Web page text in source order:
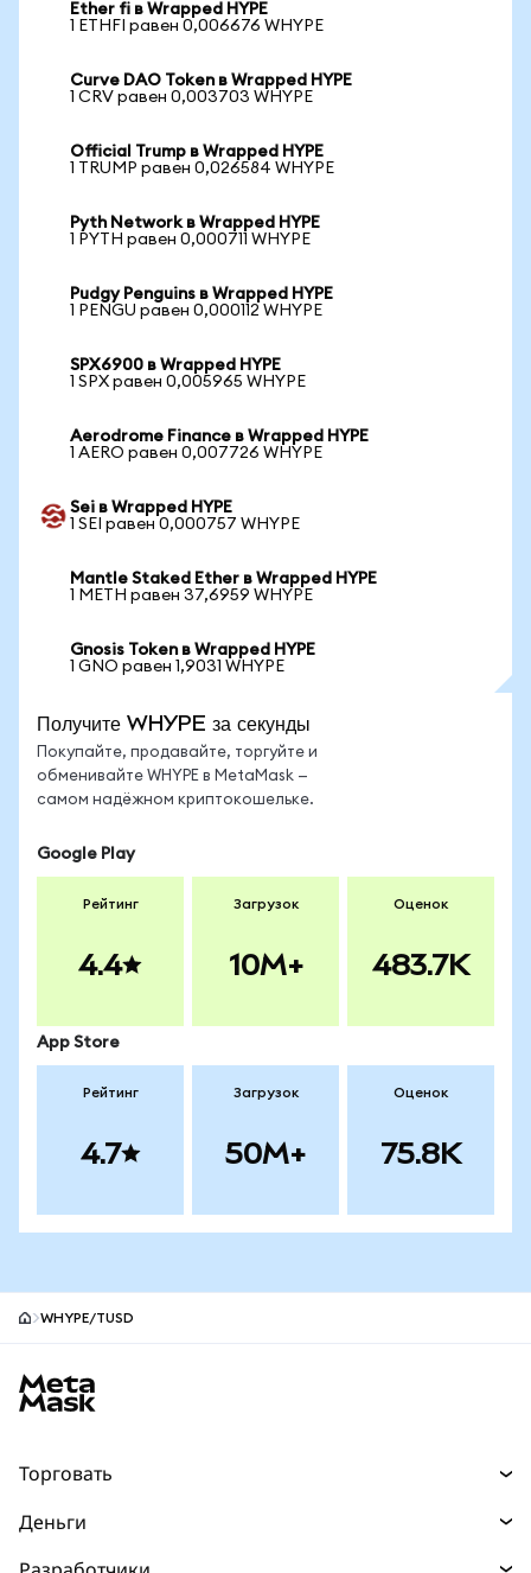
Ether fi в Wrapped HYPE
1 ETHFI равен 0,006676 WHYPE
Curve DAO Token в Wrapped HYPE
1 CRV равен 0,003703 WHYPE
Official Trump в Wrapped HYPE
1 TRUMP равен 0,026584 WHYPE
Pyth Network в Wrapped HYPE
1 PYTH равен 0,000711 WHYPE
Pudgy Penguins в Wrapped HYPE
1 PENGU равен 0,000112 WHYPE
SPX6900 в Wrapped HYPE
1 SPX равен 0,005965 WHYPE
Aerodrome Finance в Wrapped HYPE
1 AERO равен 0,007726 WHYPE
Sei в Wrapped HYPE
1 SEI равен 0,000757 WHYPE
Mantle Staked Ether в Wrapped HYPE
1 METH равен 37,6959 WHYPE
Gnosis Token в Wrapped HYPE
1 GNO равен 1,9031 WHYPE
Получите WHYPE за секунды
Покупайте, продавайте, торгуйте и
обменивайте WHYPE в MetaMask —
самом надёжном криптокошельке.
Google Play
Рейтинг
4.4
Загрузок
10M+
Оценок
483.7K
App Store
Рейтинг
4.7
Загрузок
50M+
Оценок
75.8K
WHYPE/TUSD
Торговать
Деньги